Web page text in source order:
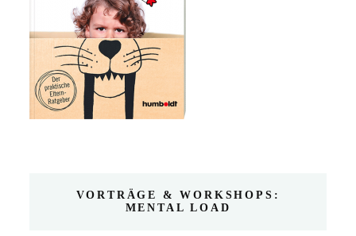
VORTRÄGE & WORKSHOPS:
MENTAL LOAD